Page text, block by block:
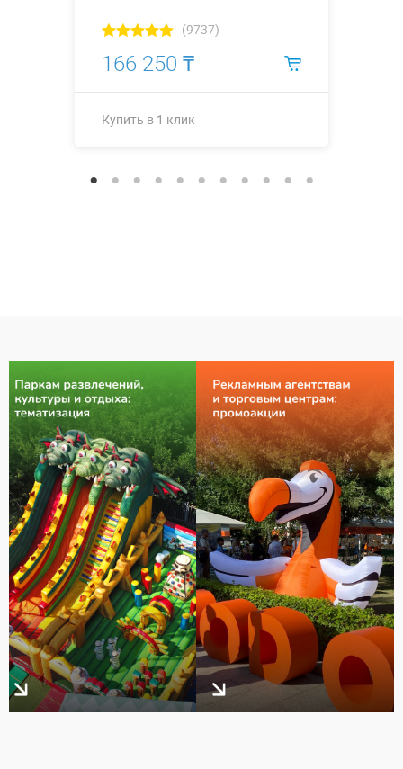
(9737)
166 250 ₸
Купить в 1 клик